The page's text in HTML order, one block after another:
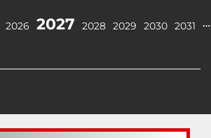
2026 2027 2028 2029 2030 2031 …